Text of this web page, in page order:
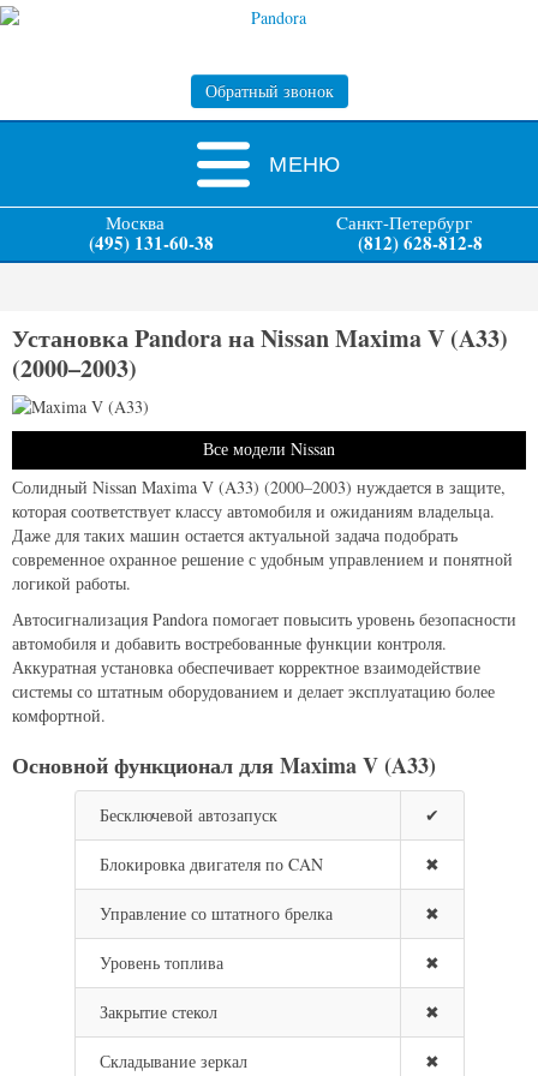
Обратный звонок
МЕНЮ
Москва
(495) 131-60-38
Cанкт-Петербург
(812) 628-812-8
Установка Pandora на Nissan Maxima V (A33)
(2000–2003)
Все модели Nissan
Солидный Nissan Maxima V (A33) (2000–2003) нуждается в защите,
которая соответствует классу автомобиля и ожиданиям владельца.
Даже для таких машин остается актуальной задача подобрать
современное охранное решение с удобным управлением и понятной
логикой работы.
Автосигнализация Pandora помогает повысить уровень безопасности
автомобиля и добавить востребованные функции контроля.
Аккуратная установка обеспечивает корректное взаимодействие
системы со штатным оборудованием и делает эксплуатацию более
комфортной.
Основной функционал для Maxima V (A33)
Бесключевой автозапуск ✔
Блокировка двигателя по CAN ✖
Управление со штатного брелка ✖
Уровень топлива ✖
Закрытие стекол ✖
Складывание зеркал ✖